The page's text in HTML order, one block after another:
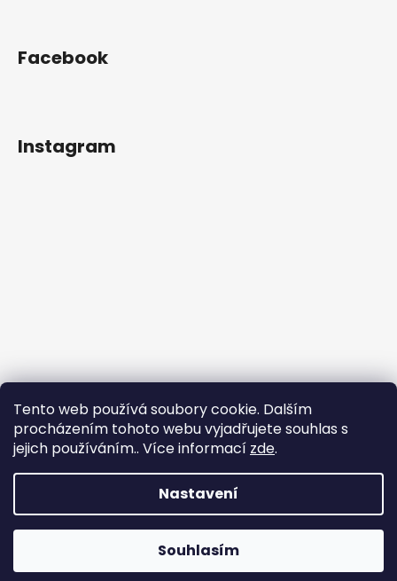
Tento web používá soubory cookie. Dalším
procházením tohoto webu vyjadřujete souhlas s
jejich používáním.. Více informací zde.
Nastavení
Souhlasím
Facebook
Instagram
Copyright 2026nadhernevlasy.cz. Všechna práva
vyhrazena.